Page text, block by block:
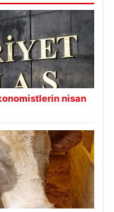
nisan